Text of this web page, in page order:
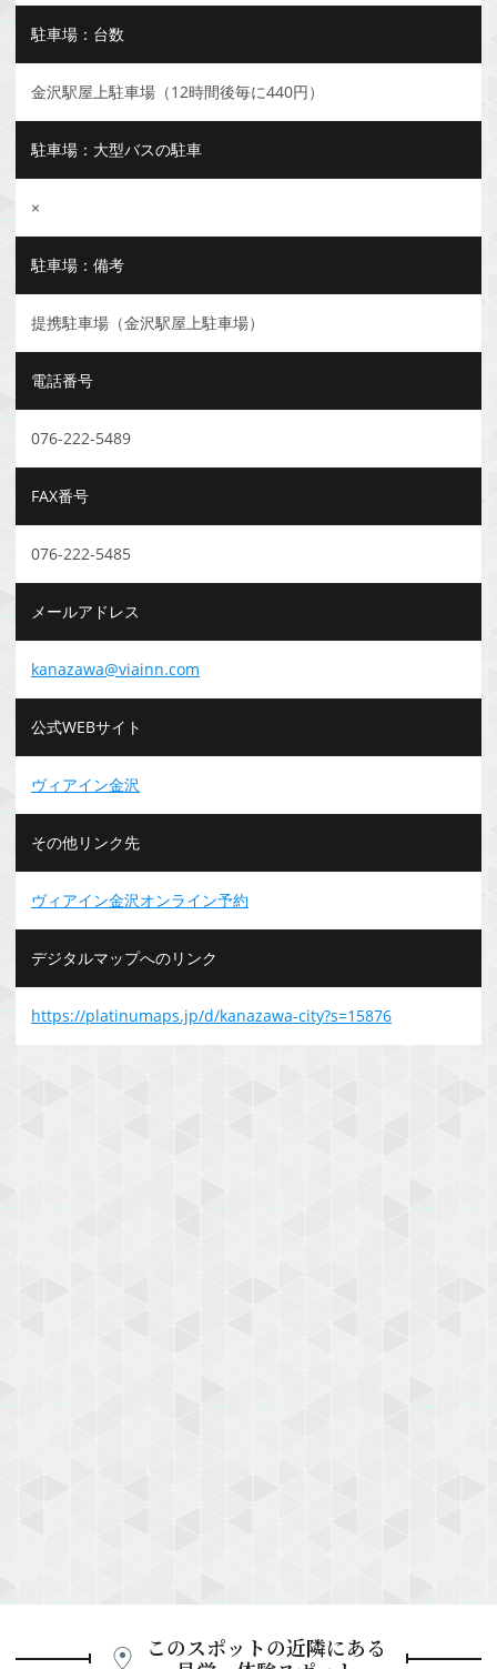
駐車場：台数
金沢駅屋上駐車場（12時間後毎に440円）
駐車場：大型バスの駐車
×
駐車場：備考
提携駐車場（金沢駅屋上駐車場）
電話番号
076-222-5489
FAX番号
076-222-5485
メールアドレス
kanazawa@viainn.com
公式WEBサイト
ヴィアイン金沢
その他リンク先
ヴィアイン金沢オンライン予約
デジタルマップへのリンク
https://platinumaps.jp/d/kanazawa-city?s=15876
このスポットの近隣にある